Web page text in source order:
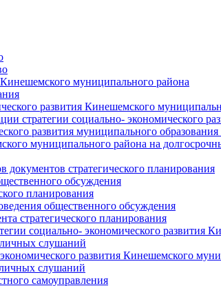
муниципального района
развития Кинешемского
стратегии социально- экономического
развития муниципального
муниципального района на
стратегического планирования
обсуждения
планирования
общественного обсуждения
стратегического планирования
социально- экономического развития
слушаний
развития Кинешемского
слушаний
самоуправления